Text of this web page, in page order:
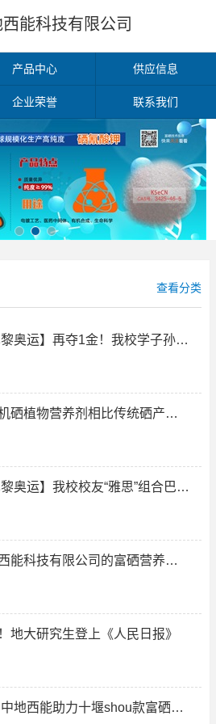
能科技有限公司
产品中心 供应信息
企业荣誉 联系我们
查看分类
【2024巴黎奥运】再夺1金！我校学子孙佳俊与队友创造历史
小分子有机硒植物营养剂相比传统硒产品有哪些优势？
【2024巴黎奥运】我校校友“雅思”组合巴黎奥运夺金
武汉中地西能科技有限公司的富硒营养剂具体有哪些应用场景？
地大研究生登上《人民日报》
引资引智 中地西能助力十堰shou款富硒茶上新